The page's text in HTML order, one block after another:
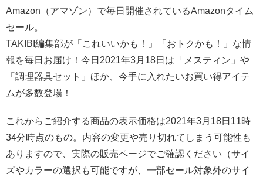
Amazon（アマゾン）で毎日開催されているAmazonタイム
セール。
TAKIBI編集部が「これいいかも！」「おトクかも！」な情
報を毎日お届け！今日2021年3月18日は「メスティン」や
「調理器具セット」ほか、今手に入れたいお買い得アイテ
ムが多数登場！
これからご紹介する商品の表示価格は2021年3月18日11時
34分時点のもの。内容の変更や売り切れてしまう可能性も
ありますので、実際の販売ページでご確認ください（サイ
ズやカラーの選択も可能ですが、一部セール対象外のサイ